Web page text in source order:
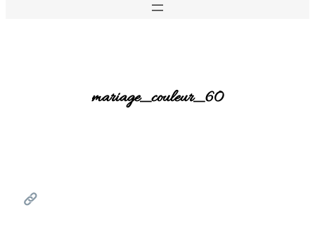
mariage_couleur_60